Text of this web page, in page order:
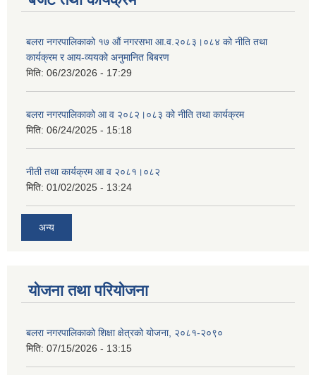
बलरा नगरपालिकाको १७ औं नगरसभा आ.व.२०८३।०८४ को नीति तथा
कार्यक्रम र आय-व्ययको अनुमानित बिबरण
मिति: 06/23/2026 - 17:29
बलरा नगरपालिकाको आ व २०८२।०८३ को नीति तथा कार्यक्रम
मिति: 06/24/2025 - 15:18
नीती तथा कार्यक्रम आ व २०८१।०८२
मिति: 01/02/2025 - 13:24
अन्य
योजना तथा परियोजना
बलरा नगरपालिकाको शिक्षा क्षेत्रको योजना, २०८१-२०९०
मिति: 07/15/2026 - 13:15